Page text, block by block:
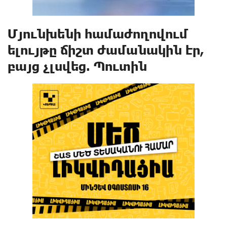
Մյունխենի համաժողովում
ելույթը ճիշտ ժամանակին էր,
բայց չլսվեց. Պուտին